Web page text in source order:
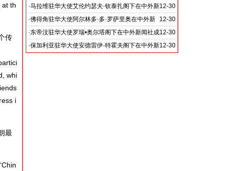
at th
传
whi
i
最
闻社成立24周年庆典上的致辞
12-30
·马拉维驻华大使艾伦约瑟夫·钦泰扎阁下在中外新
闻社成立24周年庆典上的致辞
12-30
·佛得角驻华大使阿尔林多·多·罗萨里奥在中外新
闻社24周年庆典上的致辞
12-30
·东帝汶驻华大使罗瑞•奥尔塔阁下在中外新闻社成
立24周年庆典上的致辞
12-30
·保加利亚驻华大使安德雷伊·特霍夫阁下在中外新